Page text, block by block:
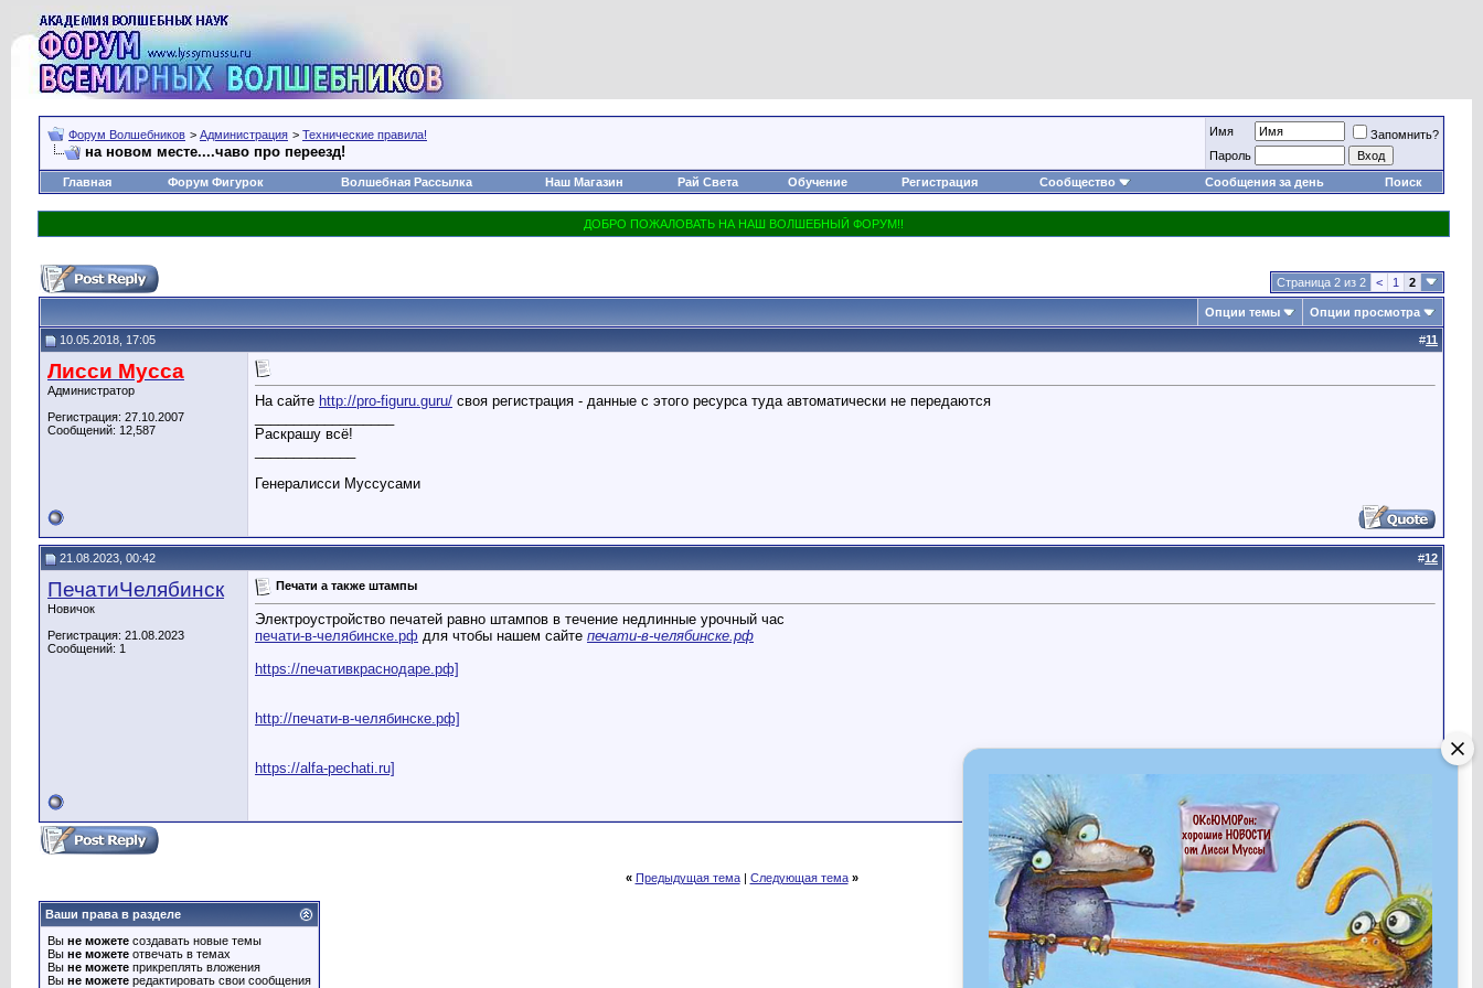
Форум Волшебников > Администрация > Технические правила!
на новом месте....чаво про переезд!
Имя
Запомнить?
Пароль
Главная
Форум Фигурок Волшебная Рассылка Наш Магазин Рай Света Обучение Регистрация Сообщество Сообщения за день Поиск
Страница 2 из 2 < 1 2
Опции темы Опции просмотра
10.05.2018, 17:05 #11
Лисси Мусса
Администратор
Регистрация: 27.10.2007
Сообщений: 12,587
На сайте http://pro-figuru.guru/ своя регистрация - данные с этого ресурса туда автоматически не передаются
Раскрашу всё!
Генералисси Муссусами
21.08.2023, 00:42 #12
ПечатиЧелябинск
Новичок
Регистрация: 21.08.2023
Сообщений: 1
Печати а также штампы
Электроустройство печатей равно штампов в течение недлинные урочный час
печати-в-челябинске.рф для чтобы нашем сайте печати-в-челябинске.рф
https://печативкраснодаре.рф]
http://печати-в-челябинске.рф]
https://alfa-pechati.ru]
Страница 2 из 2 < 1
« Предыдущая тема| Следующая тема »
Ваши права в разделе
Вы не можете создавать новые темы
Вы не можете отвечать в темах
Вы не можете прикреплять вложения
Вы не можете редактировать свои сообщения